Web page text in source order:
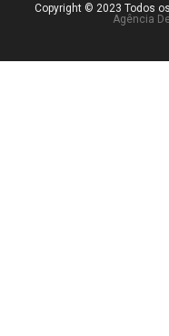
Copyright © 2023 Todos
Agência